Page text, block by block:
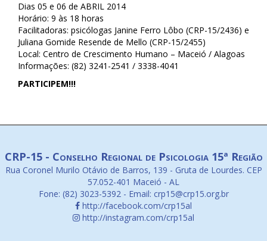
Dias 05 e 06 de ABRIL 2014
Horário: 9 às 18 horas
Facilitadoras: psicólogas Janine Ferro Lôbo (CRP-15/2436) e
Juliana Gomide Resende de Mello (CRP-15/2455)
Local: Centro de Crescimento Humano – Maceió / Alagoas
Informações: (82) 3241-2541 / 3338-4041
PARTICIPEM!!!
CRP-15 - Conselho Regional de Psicologia 15ª Região
Rua Coronel Murilo Otávio de Barros, 139 - Gruta de Lourdes. CEP
57.052-401 Maceió - AL
Fone: (82) 3023-5392 - Email: crp15@crp15.org.br
http://facebook.com/crp15al
http://instagram.com/crp15al